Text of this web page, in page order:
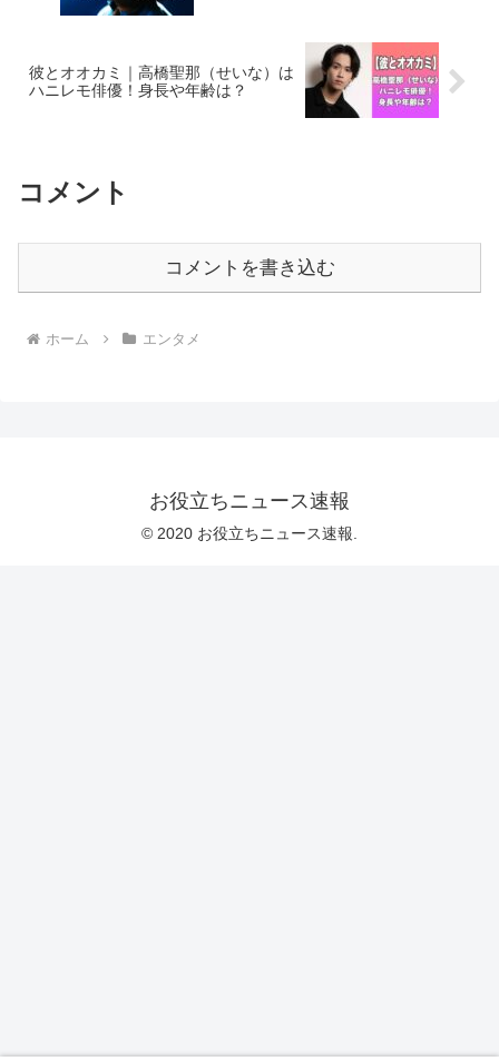
彼とオオカミ｜高橋聖那（せいな）は
ハニレモ俳優！身長や年齢は？
コメント
コメントを書き込む
ホーム エンタメ
お役立ちニュース速報
© 2020 お役立ちニュース速報.